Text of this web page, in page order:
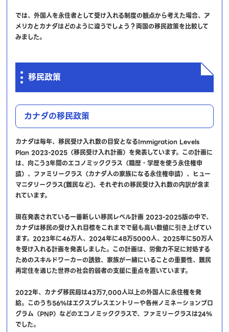
では、外国人を永住者として受け入れる制度の観点から考えた場合、ア
メリカとカナダはどのように違うでしょう？両国の移民政策を比較して
みました。
移民政策
カナダの移民政策
カナダは毎年、移民受け入れ数の目安となるImmigration Levels
Plan 2023-2025（移民受け入れ計画）を発表しています。この計画に
は、向こう3年間のエコノミッククラス（職歴・学歴を使う永住権申
請）、ファミリークラス（カナダ人の家族になる永住権申請）、ヒュー
マニタリークラス(難民など)、それぞれの移民受け入れ数の内訳が含ま
れています。
現在発表されている一番新しい移民レベル計画 2023-2025版の中で、
カナダは移民の受け入れ目標をこれまでで最も高い数値に引き上げてい
ます。2023年に46万人、2024年に48万5000人、2025年に50万人
を受け入れる計画を発表しました。この計画は、労働力不足に対処する
ためのスキルドワーカーの誘致、家族が一緒にいることの重要性、難民
再定住を通じた世界の社会的弱者の支援に重点を置いています。
2022年、カナダ移民局は43万7,000人以上の外国人に永住権を発
給。このうち56%はエクスプレスエントリーや各州ノミネーションプロ
グラム（PNP）などのエコノミッククラスで、ファミリークラスは24%
でした。